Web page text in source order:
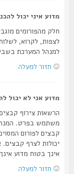
מדוע איני יכול להכנס
חלק מהפורומים
לצפות, לקרוא, לשלוח או
למנהל המערכת בשביל
חזור למעלה
מדוע אני לא יכול
הרשאות צירוף קבצים
משתמש בפרט. המנהל
קבצים לפורום המסוים
יכולות לצרף קבצים.
אינך בטוח מדוע אינך
חזור למעלה